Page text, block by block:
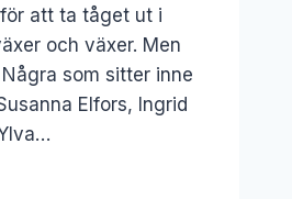
att ta tåget ut i
och växer. Men
som sitter inne
Elfors, Ingrid